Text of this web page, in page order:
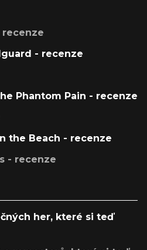
recenze
- recenze
Phantom Pain - recenze
the Beach - recenze
- recenze
her, které si teď